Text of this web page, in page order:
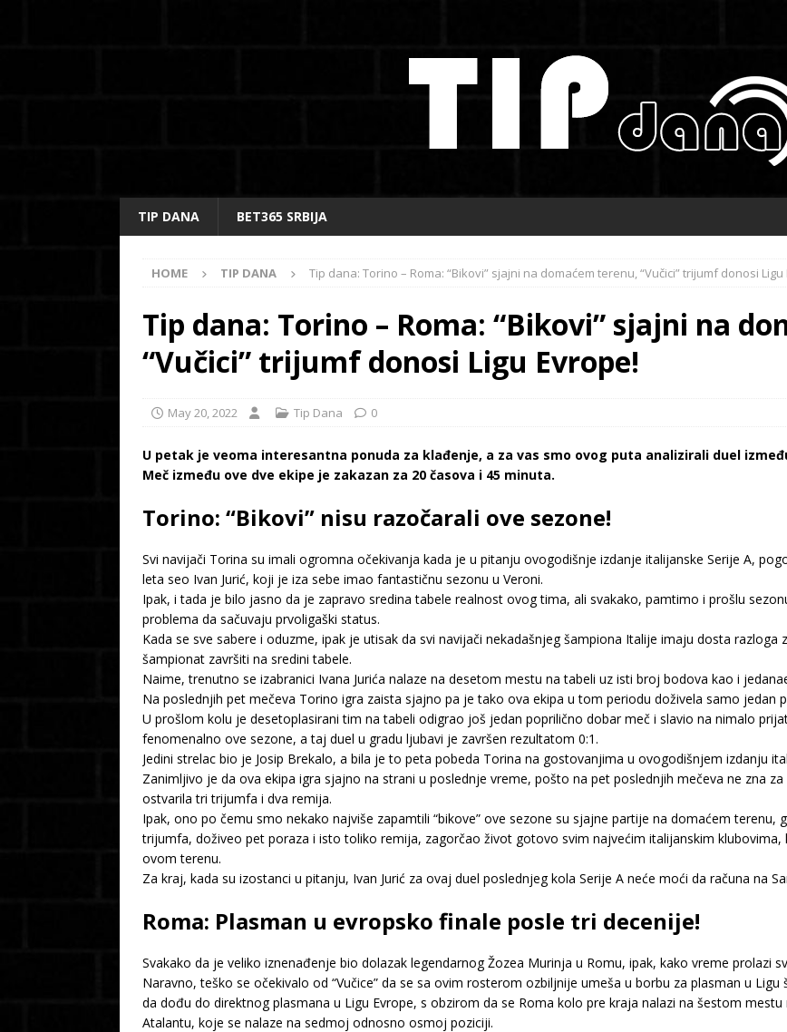
TIP DANA BET365 SRBIJA
HOME TIP DANA Tip dana: Torino – Roma: “Bikovi” sjajni na domaćem terenu, “Vučici” trijumf donosi Ligu
Tip dana: Torino – Roma: “Bikovi” sjajni na
“Vučici” trijumf donosi Ligu Evrope!
May 20, 2022 Tip Dana 0
U petak je veoma interesantna ponuda za klađenje, a za vas smo ovog puta analizirali duel
Meč između ove dve ekipe je zakazan za 20 časova i 45 minuta.
Torino: “Bikovi” nisu razočarali ove sezone!
Svi navijači Torina su imali ogromna očekivanja kada je u pitanju ovogodišnje izdanje italijanske Serije A,
leta seo Ivan Jurić, koji je iza sebe imao fantastičnu sezonu u Veroni.
Ipak, i tada je bilo jasno da je zapravo sredina tabele realnost ovog tima, ali svakako, pamtimo i prošlu
problema da sačuvaju prvoligaški status.
Kada se sve sabere i oduzme, ipak je utisak da svi navijači nekadašnjeg šampiona Italije imaju dosta
šampionat završiti na sredini tabele.
Naime, trenutno se izabranici Ivana Jurića nalaze na desetom mestu na tabeli uz isti broj bodova kao i
Na poslednjih pet mečeva Torino igra zaista sjajno pa je tako ova ekipa u tom periodu doživela samo jedan
U prošlom kolu je desetoplasirani tim na tabeli odigrao još jedan poprilično dobar meč i slavio na nimalo
fenomenalno ove sezone, a taj duel u gradu ljubavi je završen rezultatom 0:1.
Jedini strelac bio je Josip Brekalo, a bila je to peta pobeda Torina na gostovanjima u ovogodišnjem izdanju
Zanimljivo je da ova ekipa igra sjajno na strani u poslednje vreme, pošto na pet poslednjih mečeva ne zna
ostvarila tri trijumfa i dva remija.
Ipak, ono po čemu smo nekako najviše zapamtili “bikove” ove sezone su sjajne partije na domaćem
trijumfa, doživeo pet poraza i isto toliko remija, zagorčao život gotovo svim najvećim italijanskim
ovom terenu.
Za kraj, kada su izostanci u pitanju, Ivan Jurić za ovaj duel poslednjeg kola Serije A neće moći da računa na
Roma: Plasman u evropsko finale posle tri decenije!
Svakako da je veliko iznenađenje bio dolazak legendarnog Žozea Murinja u Romu, ipak, kako vreme prolazi
Naravno, teško se očekivalo od “Vučice” da se sa ovim rosterom ozbiljnije umeša u borbu za plasman u
da dođu do direktnog plasmana u Ligu Evrope, s obzirom da se Roma kolo pre kraja nalazi na šestom
Atalantu, koje se nalaze na sedmoj odnosno osmoj poziciji.